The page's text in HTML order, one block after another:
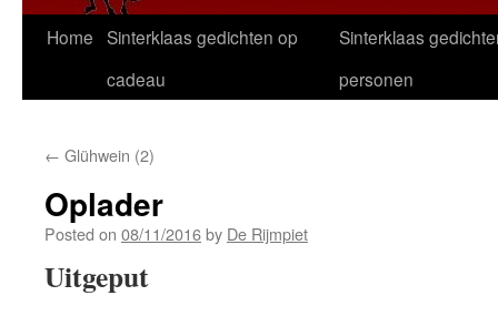
Home Sinterklaas gedichten op
cadeau
Sinterklaas
personen
← Glühwein (2)
Oplader
Posted on 08/11/2016by De Rijmpiet
Uitgeput